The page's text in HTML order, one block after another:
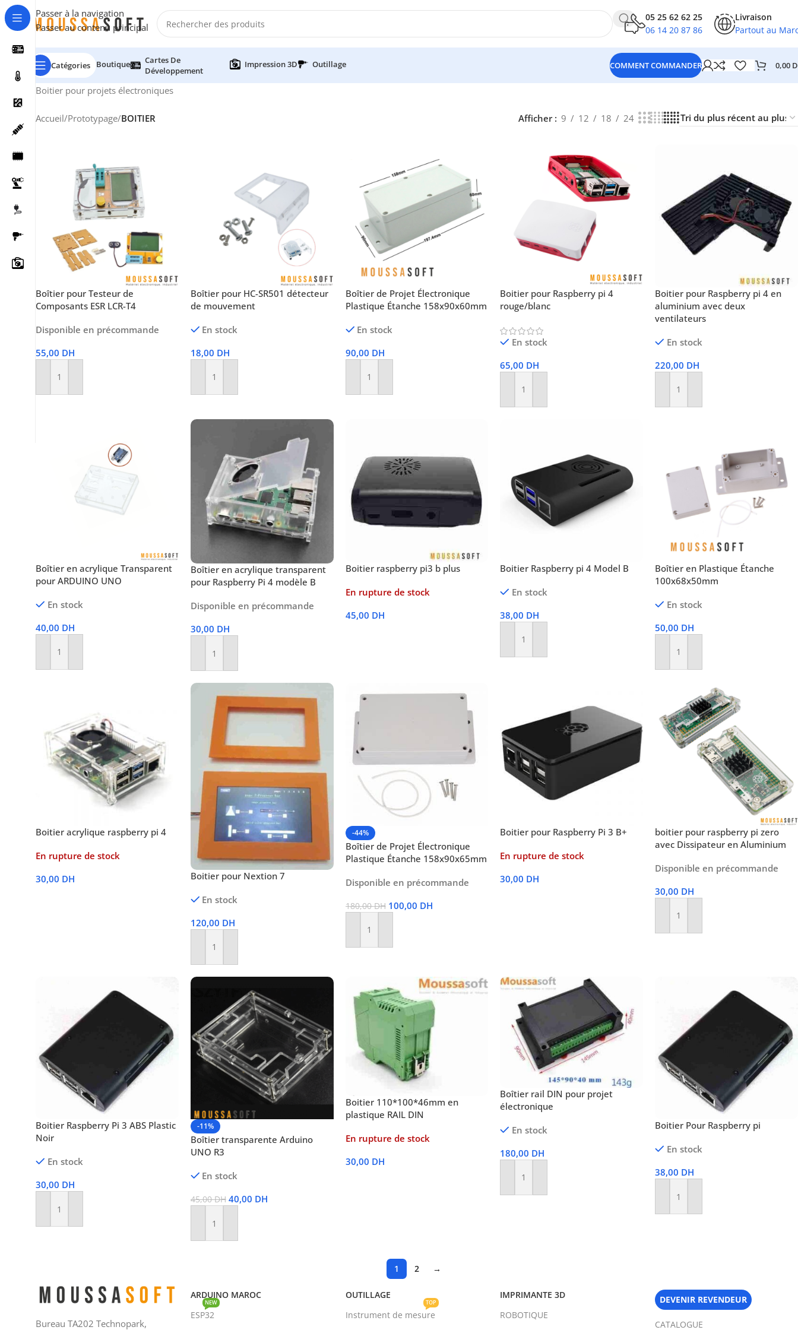
Passer à la navigation
Passer au contenu principal
contact@moussasoft.com
05 25 62 62 25
06 14 20 87 86
Livraison
Partout au
Catégories Boutique
Cartes De
Développement
Impression 3D Outillage COMMENT COMMANDER 0,00
Boitier pour projets électroniques
Accueil/Prototypage/BOITIER Afficher 9 12 18 24
Boîtier pour Testeur de
Composants ESR LCR-T4
Disponible en précommande
55,00 DH
Ajouter Au Panier
Boîtier pour HC-SR501 détecteur
de mouvement
En stock
18,00 DH
Ajouter Au Panier
Boîtier de Projet Électronique
Plastique Étanche 158x90x60mm
En stock
90,00 DH
Ajouter Au Panier
Boitier pour Raspberry pi 4
rouge/blanc
En stock
65,00 DH
Ajouter Au Panier
Boitier pour Raspberry pi 4 en
aluminium avec deux
ventilateurs
En stock
220,00 DH
Ajouter Au Panier
Boîtier en acrylique Transparent
pour ARDUINO UNO
En stock
40,00 DH
Ajouter Au Panier
Boîtier en acrylique transparent
pour Raspberry Pi 4 modèle B
Disponible en précommande
30,00 DH
Ajouter Au Panier
Boitier raspberry pi3 b plus
En rupture de stock
45,00 DH
Boitier Raspberry pi 4 Model B
En stock
38,00 DH
Ajouter Au Panier
Boîtier en Plastique Étanche
100x68x50mm
En stock
50,00 DH
Ajouter Au Panier
Boitier acrylique raspberry pi 4
En rupture de stock
30,00 DH
Boitier pour Nextion 7
En stock
120,00 DH
Ajouter Au Panier
-44%
Boîtier de Projet Électronique
Plastique Étanche 158x90x65mm
Disponible en précommande
180,00DH 100,00 DH
Ajouter Au Panier
Boitier pour Raspberry Pi 3 B+
En rupture de stock
30,00 DH
boitier pour raspberry pi zero
avec Dissipateur en Aluminium
Disponible en précommande
30,00 DH
Ajouter Au Panier
Boitier Raspberry Pi 3 ABS Plastic
Noir
En stock
30,00 DH
Ajouter Au Panier
-11%
Boîtier transparente Arduino
UNO R3
En stock
45,00DH 40,00 DH
Ajouter Au Panier
Boitier 110*100*46mm en
plastique RAIL DIN
En rupture de stock
30,00 DH
Boîtier rail DIN pour projet
électronique
En stock
180,00 DH
Ajouter Au Panier
Boitier Pour Raspberry pi
En stock
38,00 DH
Ajouter Au Panier
1 2 →
Bureau TA202 Technopark,
ARDUINO MAROC
ESP32
NEW
OUTILLAGE
Instrument de mesure
TOP
IMPRIMANTE 3D
ROBOTIQUE
DEVENIR REVENDEUR
CATALOGUE